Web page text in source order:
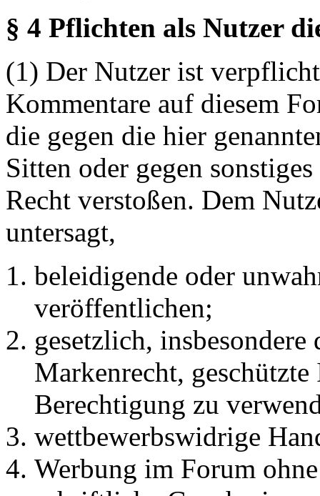
§ 4 Pflichten als Nutzer
(1) Der Nutzer ist
Kommentare auf diesem
die gegen die hier
Sitten oder gegen
Recht verstoßen. Dem
untersagt,
beleidigende oder
veröffentlichen;
gesetzlich,
Markenrecht, geschützte
Berechtigung zu
wettbewerbswidrige
Werbung im Forum